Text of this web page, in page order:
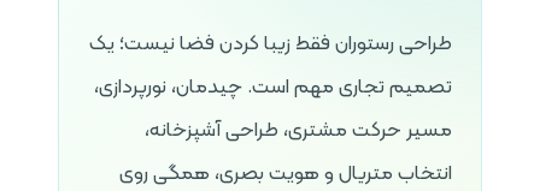
طراحی رستوران فقط زیبا کردن فضا نیست؛ یک
تصمیم تجاری مهم است. چیدمان، نورپردازی،
مسیر حرکت مشتری، طراحی آشپزخانه،
انتخاب متریال و هویت بصری، همگی روی